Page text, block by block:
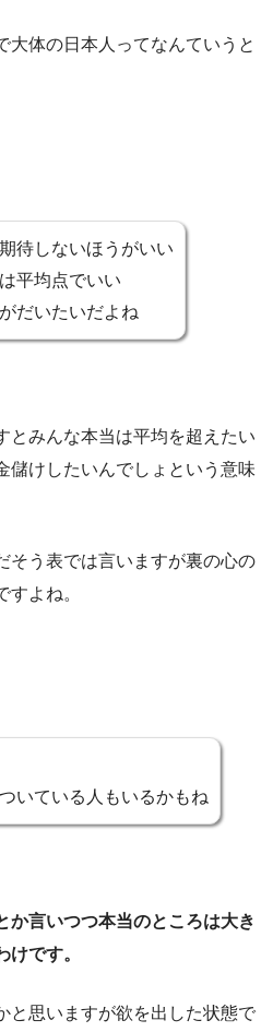
大体の日本人ってなんていうと
待しないほうがいい
平均点でいい
だいたいだよね
とみんな本当は平均を超えたい
儲けしたいんでしょという意味
そう表では言いますが裏の心の
よね。
いている人もいるかもね
か言いつつ本当のところは大き
です。
と思いますが欲を出した状態で